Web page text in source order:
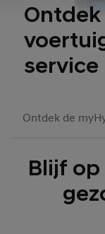
Ontdek
Ontdek de
Blijf